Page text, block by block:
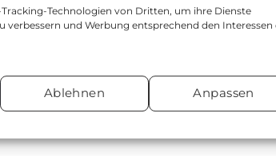
Technologien von Dritten, um ihre Dienste
verbessern und Werbung entsprechend den Interessen
Ablehnen Anpassen
Schützen Sie sie vor direkter